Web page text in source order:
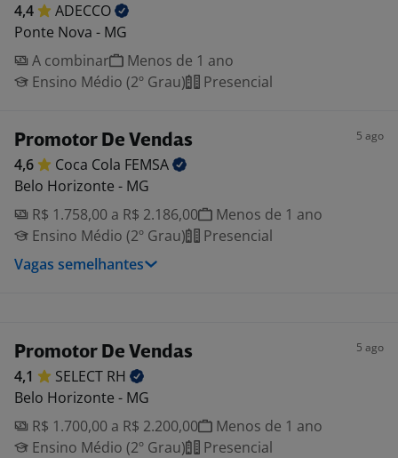
4,4
ADECCO
Ponte Nova - MG
A combinar
Menos de 1 ano
Ensino Médio (2º Grau)
Presencial
Promotor De Vendas 5 ago
4,6 Coca Cola FEMSA
Belo Horizonte - MG
R$ 1.758,00 a R$ 2.186,00
Menos de 1 ano
Ensino Médio (2º Grau)
Presencial
Vagas semelhantes
Promotor De Vendas 5 ago
4,1 SELECT RH
Belo Horizonte - MG
R$ 1.700,00 a R$ 2.200,00
Menos de 1 ano
Ensino Médio (2º Grau)
Presencial